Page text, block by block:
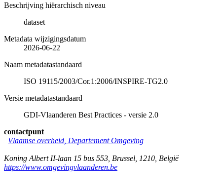
Beschrijving hiërarchisch niveau
dataset
Metadata wijzigingsdatum
2026-06-22
Naam metadatastandaard
ISO 19115/2003/Cor.1:2006/INSPIRE-TG2.0
Versie metadatastandaard
GDI-Vlaanderen Best Practices - versie 2.0
contactpunt
Vlaamse overheid, Departement Omgeving
Koning Albert II-laan 15 bus 553 Brussel 1210 België
https://www.omgevingvlaanderen.be